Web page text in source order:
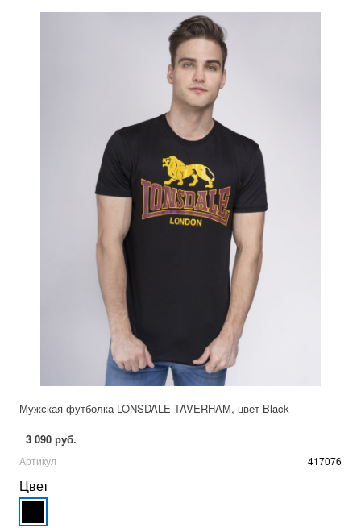
Мужская футболка LONSDALE TAVERHAM, цвет Black
3 090 руб.
Артикул 417076
Цвет